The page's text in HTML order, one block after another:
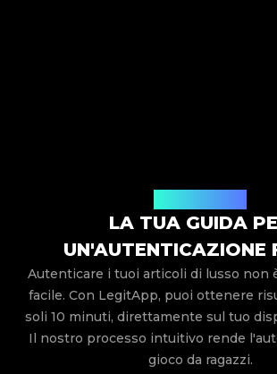
LA TUA GUIDA
UN'AUTENTICAZIONE
Autenticare i tuoi articoli di lusso non
facile. Con LegitApp, puoi ottenere
soli 10 minuti, direttamente sul tuo
Il nostro processo intuitivo rende
gioco da ragazzi.